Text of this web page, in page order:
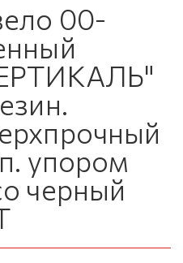
00-
упором
черный